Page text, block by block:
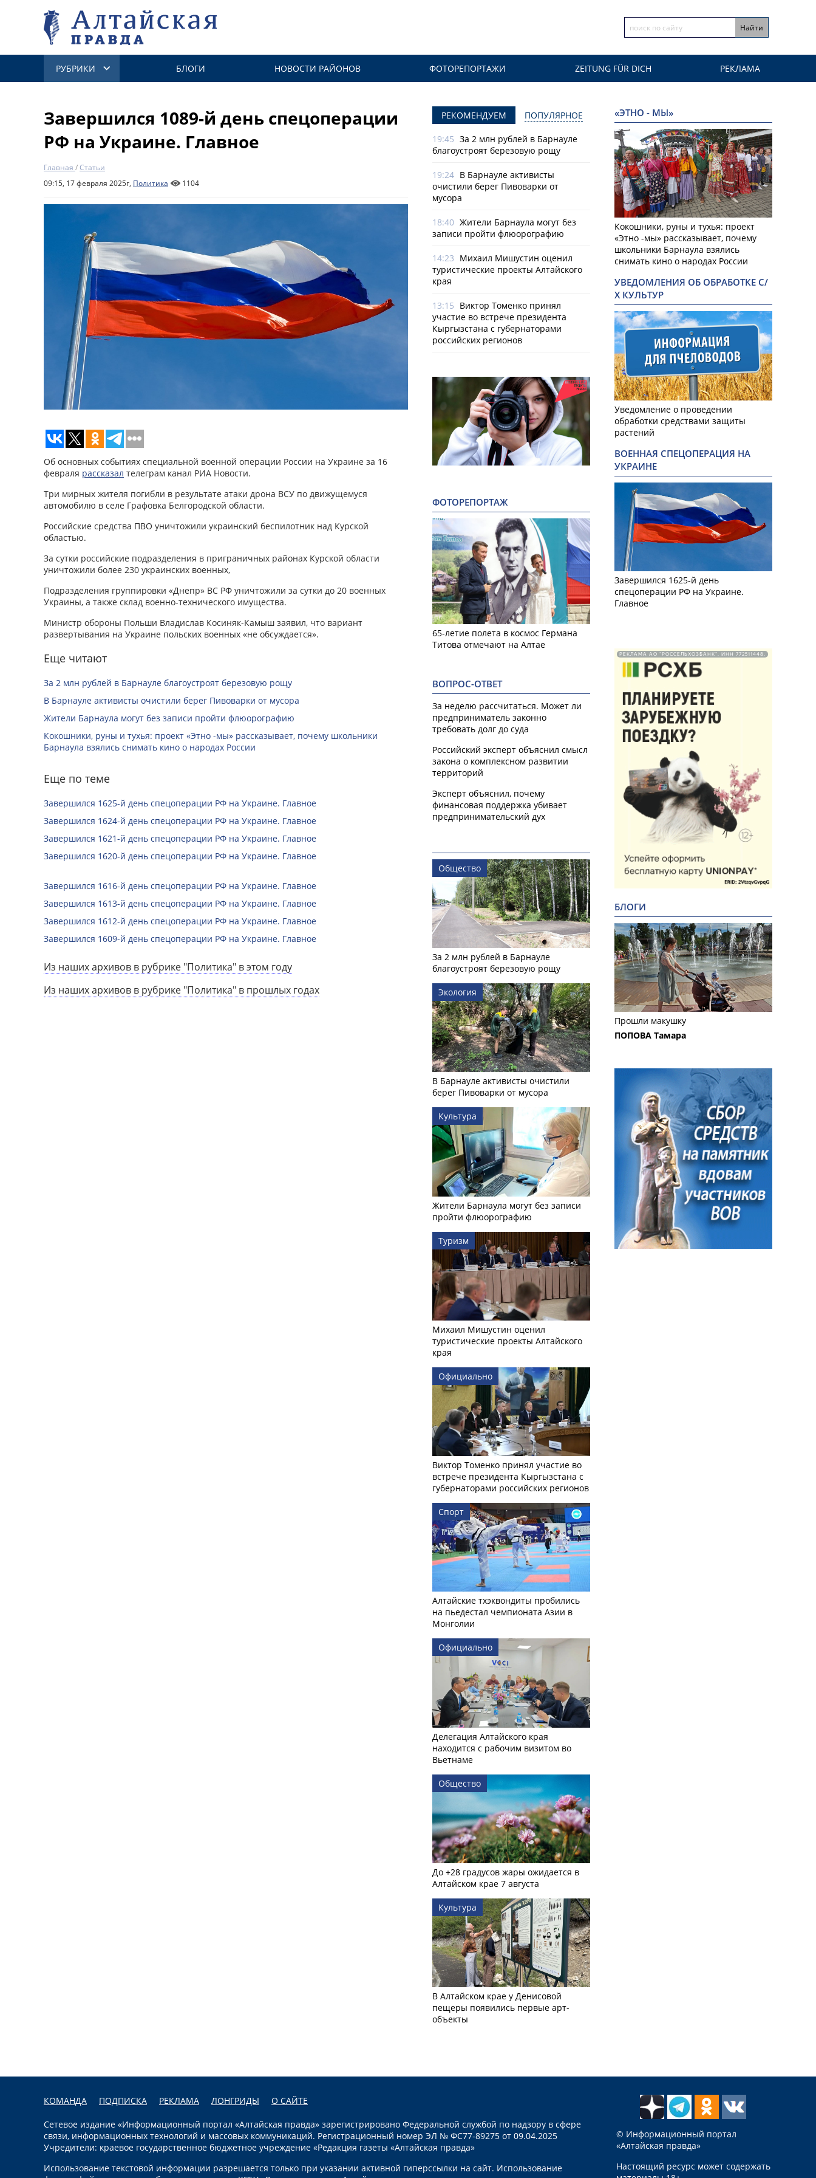
РУБРИКИ БЛОГИ НОВОСТИ РАЙОНОВ ФОТОРЕПОРТАЖИ ZEITUNG FÜR DICH РЕКЛАМА
Завершился 1089-й день спецоперации
РФ на Украине. Главное
Главная /Статьи
09:15, 17 февраля 2025г, Политика 1104
Об основных событиях специальной военной операции России на Украине за 16
февраля рассказал телеграм канал РИА Новости.
Три мирных жителя погибли в результате атаки дрона ВСУ по движущемуся
автомобилю в селе Графовка Белгородской области.
Российские средства ПВО уничтожили украинский беспилотник над Курской
областью.
За сутки российские подразделения в приграничных районах Курской области
уничтожили более 230 украинских военных,
Подразделения группировки «Днепр» ВС РФ уничтожили за сутки до 20 военных
Украины, а также склад военно-технического имущества.
Министр обороны Польши Владислав Косиняк-Камыш заявил, что вариант
развертывания на Украине польских военных «не обсуждается».
Еще читают
За 2 млн рублей в Барнауле благоустроят березовую рощу
В Барнауле активисты очистили берег Пивоварки от мусора
Жители Барнаула могут без записи пройти флюорографию
Кокошники, руны и тухья: проект «Этно -мы» рассказывает, почему школьники
Барнаула взялись снимать кино о народах России
Еще по теме
Завершился 1625-й день спецоперации РФ на Украине. Главное
Завершился 1624-й день спецоперации РФ на Украине. Главное
Завершился 1621-й день спецоперации РФ на Украине. Главное
Завершился 1620-й день спецоперации РФ на Украине. Главное
Завершился 1616-й день спецоперации РФ на Украине. Главное
Завершился 1613-й день спецоперации РФ на Украине. Главное
Завершился 1612-й день спецоперации РФ на Украине. Главное
Завершился 1609-й день спецоперации РФ на Украине. Главное
Из наших архивов в рубрике "Политика" в этом году
Из наших архивов в рубрике "Политика" в прошлых годах
РЕКОМЕНДУЕМ ПОПУЛЯРНОЕ
19:45 За 2 млн рублей в Барнауле
благоустроят березовую рощу
19:24 В Барнауле активисты
очистили берег Пивоварки от
мусора
18:40 Жители Барнаула могут без
записи пройти флюорографию
14:23 Михаил Мишустин оценил
туристические проекты Алтайского
края
13:15 Виктор Томенко принял
участие во встрече президента
Кыргызстана с губернаторами
российских регионов
ФОТОРЕПОРТАЖ
65-летие полета в космос Германа
Титова отмечают на Алтае
ВОПРОС-ОТВЕТ
За неделю рассчитаться. Может ли
предприниматель законно
требовать долг до суда
Российский эксперт объяснил смысл
закона о комплексном развитии
территорий
Эксперт объяснил, почему
финансовая поддержка убивает
предпринимательский дух
Общество
За 2 млн рублей в Барнауле
благоустроят березовую рощу
Экология
В Барнауле активисты очистили
берег Пивоварки от мусора
Культура
Жители Барнаула могут без записи
пройти флюорографию
Туризм
Михаил Мишустин оценил
туристические проекты Алтайского
края
Официально
Виктор Томенко принял участие во
встрече президента Кыргызстана с
губернаторами российских регионов
Спорт
Алтайские тхэквондиты пробились
на пьедестал чемпионата Азии в
Монголии
Официально
Делегация Алтайского края
находится с рабочим визитом во
Вьетнаме
Общество
До +28 градусов жары ожидается в
Алтайском крае 7 августа
Культура
В Алтайском крае у Денисовой
пещеры появились первые арт-
объекты
«ЭТНО - МЫ»
Кокошники, руны и тухья: проект
«Этно -мы» рассказывает, почему
школьники Барнаула взялись
снимать кино о народах России
УВЕДОМЛЕНИЯ ОБ ОБРАБОТКЕ С/
Х КУЛЬТУР
Уведомление о проведении
обработки средствами защиты
растений
ВОЕННАЯ СПЕЦОПЕРАЦИЯ НА
УКРАИНЕ
Завершился 1625-й день
спецоперации РФ на Украине.
Главное
РЕКЛАМА АО "РОССЕЛЬХОЗБАНК". ИНН 772511448.
БЛОГИ
Прошли макушку
ПОПОВА Тамара
КОМАНДА ПОДПИСКА РЕКЛАМА ЛОНГРИДЫ О САЙТЕ
Сетевое издание «Информационный портал «Алтайская правда» зарегистрировано Федеральной службой по надзору в сфере
связи, информационных технологий и массовых коммуникаций. Регистрационный номер ЭЛ № ФС77-89275 от 09.04.2025
Учредители: краевое государственное бюджетное учреждение «Редакция газеты «Алтайская правда»
Использование текстовой информации разрешается только при указании активной гиперссылки на сайт. Использование
© Информационный портал
«Алтайская правда»
Настоящий ресурс может содержать